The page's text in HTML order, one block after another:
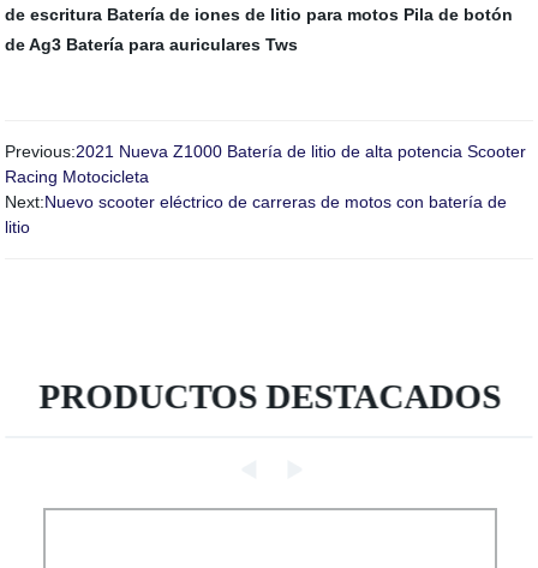
de escritura Batería de iones de litio para motos Pila de botón
de Ag3 Batería para auriculares Tws
Previous:2021 Nueva Z1000 Batería de litio de alta potencia Scooter
Racing Motocicleta
Next:Nuevo scooter eléctrico de carreras de motos con batería de
litio
PRODUCTOS DESTACADOS